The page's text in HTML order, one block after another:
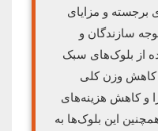
و مزایای
سازندگان و
از بلوک‌های سبک
کاهش وزن کلی
و کاهش هزینه‌های
این بلوک‌ها به